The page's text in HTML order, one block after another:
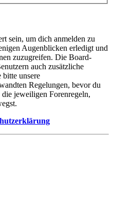
sein, um dich anmelden zu
Augenblicken erledigt und
zuzugreifen. Die Board-
auch zusätzliche
bitte unsere
Regelungen, bevor du
jeweiligen Forenregeln,